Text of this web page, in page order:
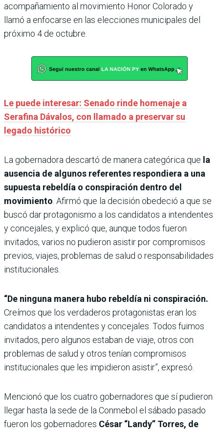
acompañamiento al movimiento Honor Colorado y
llamó a enfocarse en las elecciones municipales del
próximo 4 de octubre.
Le puede interesar: Senado rinde homenaje a
Serafina Dávalos, con llamado a preservar su
legado histórico
La gobernadora descartó de manera categórica que la
ausencia de algunos referentes respondiera a una
supuesta rebeldía o conspiración dentro del
movimiento. Afirmó que la decisión obedeció a que se
buscó dar protagonismo a los candidatos a intendentes
y concejales, y explicó que, aunque todos fueron
invitados, varios no pudieron asistir por compromisos
previos, viajes, problemas de salud o responsabilidades
institucionales.
“De ninguna manera hubo rebeldía ni conspiración.
Creímos que los verdaderos protagonistas eran los
candidatos a intendentes y concejales. Todos fuimos
invitados, pero algunos estaban de viaje, otros con
problemas de salud y otros tenían compromisos
institucionales que les impidieron asistir”, expresó.
Mencionó que los cuatro gobernadores que sí pudieron
llegar hasta la sede de la Conmebol el sábado pasado
fueron los gobernadores César “Landy” Torres, de